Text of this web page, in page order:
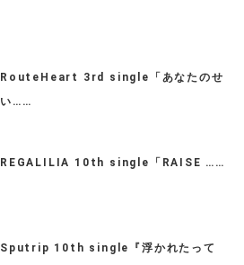
RouteHeart 3rd single「あなたのせ
い……
REGALILIA 10th single「RAISE ……
Sputrip 10th single『浮かれたって